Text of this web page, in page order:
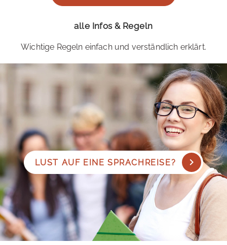
alle Infos & Regeln
Wichtige Regeln einfach und verständlich erklärt.
LUST AUF EINE SPRACHREISE?